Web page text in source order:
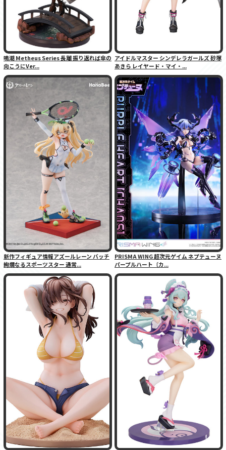
鳴潮 Metheus Series 長離 振り返れば傘の
向こうにVer...
アイドルマスター シンデレラガールズ 砂塚
あきら レイヤード・マイ・...
新作フィギュア情報アズールレーン バッチ
絢爛なるスポーツスター 通常...
PRISMA WING 超次元ゲイム ネプテューヌ
パープルハート〔カ...